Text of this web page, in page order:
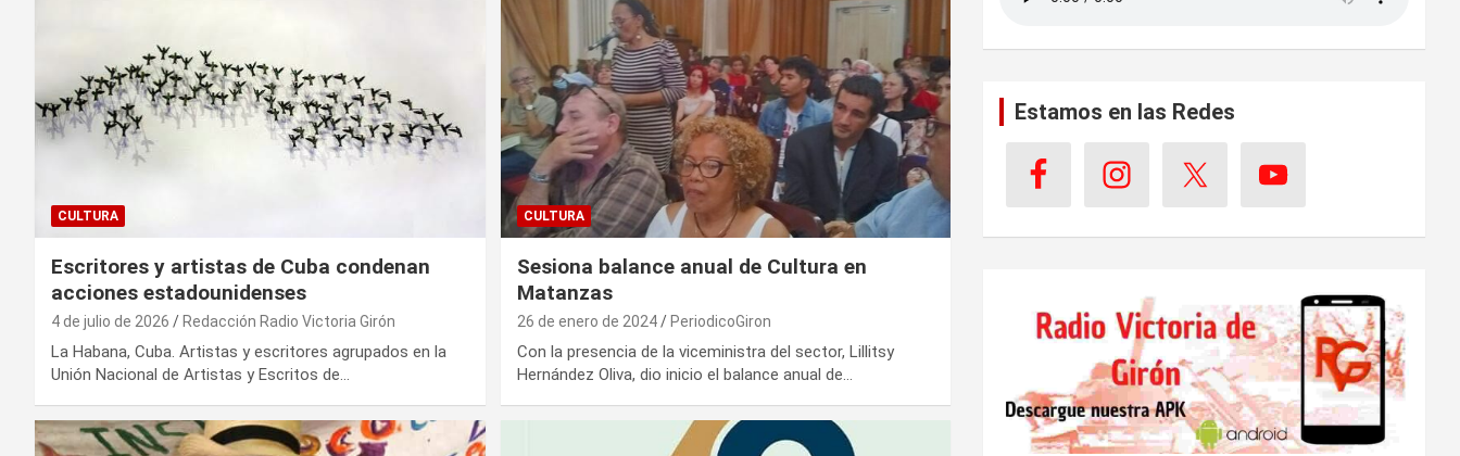
CULTURA
Escritores y artistas de Cuba condenan
acciones estadounidenses
4 de julio de 2026 Redacción Radio Victoria Girón
La Habana, Cuba. Artistas y escritores agrupados en la
Unión Nacional de Artistas y Escritos de…
CULTURA
Sesiona balance anual de Cultura en
Matanzas
26 de enero de 2024 PeriodicoGiron
Con la presencia de la viceministra del sector, Lillitsy
Hernández Oliva, dio inicio el balance anual de…
Estamos en las Redes